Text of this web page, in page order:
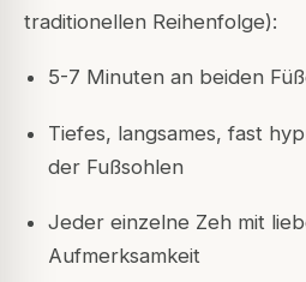
traditionellen Reihenfolge):
5-7 Minuten an beiden
Tiefes, langsames, fast
der Fußsohlen
Jeder einzelne Zeh mit
Aufmerksamkeit